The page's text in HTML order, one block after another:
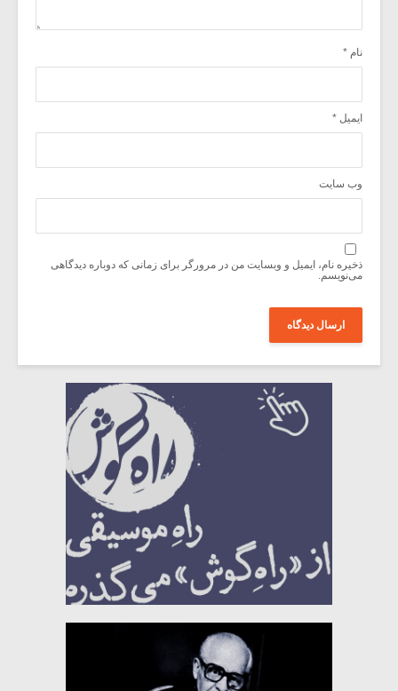
نام *
ایمیل *
وب‌ سایت
ذخیره نام، ایمیل و وبسایت من در مرورگر برای زمانی که دوباره دیدگاهی
می‌نویسم.